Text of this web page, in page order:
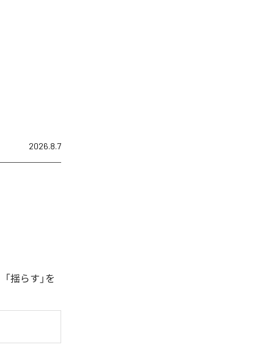
2026.8.7
揺らす」を